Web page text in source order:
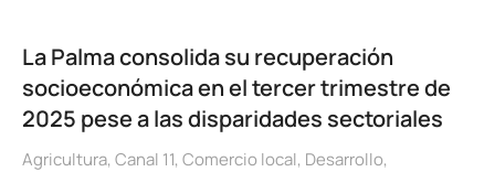
La Palma consolida su recuperación
socioeconómica en el tercer trimestre de
2025 pese a las disparidades sectoriales
Agricultura, Canal 11, Comercio local, Desarrollo,